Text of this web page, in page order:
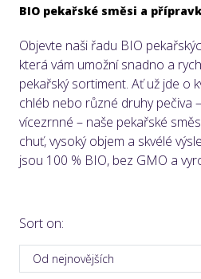
BIO pekařské směsi a
Objevte naši řadu BIO
která vám umožní snadno a
pekařský sortiment. Ať už jde o
chléb nebo různé druhy pečiva
vícezrnné – naše pekařské
chuť, vysoký objem a skvélé
jsou 100 % BIO, bez GMO a
Sort on: